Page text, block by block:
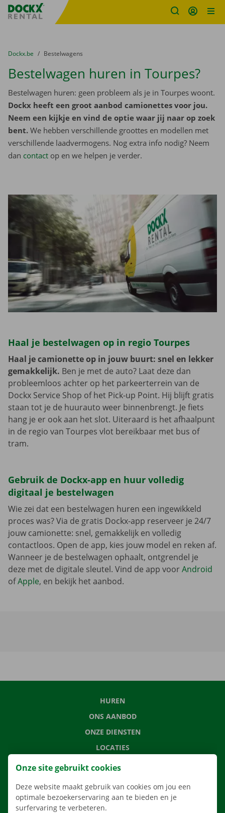
Fratello DEMO
U bevindt zich hier:
van
Dockx.be naar
Bestelwagens
Bestelwagen huren in Tourpes?
Bestelwagen huren: geen probleem als je in Tourpes woont.
Dockx heeft een groot aanbod camionettes voor jou.
Neem een kijkje en vind de optie waar jij naar op zoek
bent. We hebben verschillende groottes en modellen met
verschillende laadvermogens. Nog extra info nodig? Neem
dan contact op en we helpen je verder.
Haal je bestelwagen op in regio Tourpes
Haal je camionette op in jouw buurt: snel en lekker
gemakkelijk. Ben je met de auto? Laat deze dan
probleemloos achter op het parkeerterrein van de
Dockx Service Shop of het Pick-up Point. Hij blijft gratis
staan tot je de huurauto weer binnenbrengt. Je fiets
hang je er ook aan het slot. Uiteraard is het afhaalpunt
in de regio van Tourpes vlot bereikbaar met bus of
tram.
Gebruik de Dockx-app en huur volledig
digitaal je bestelwagen
Wie zei dat een bestelwagen huren een ingewikkeld
proces was? Via de gratis Dockx-app reserveer je 24/7
jouw camionette: snel, gemakkelijk en volledig
contactloos. Open de app, kies jouw model en reken af.
Wanneer je de bestelwagen ophaalt, ontgrendel je
deze met de digitale sleutel. Vind de app voorAndroid
ofApple, en bekijk het aanbod.
HUREN
ONS AANBOD
ONZE DIENSTEN
LOCATIES
APP
Onze site gebruikt cookies
Deze website maakt gebruik van cookies om jou een
optimale bezoekerservaring aan te bieden en je
surfervaring te verbeteren.